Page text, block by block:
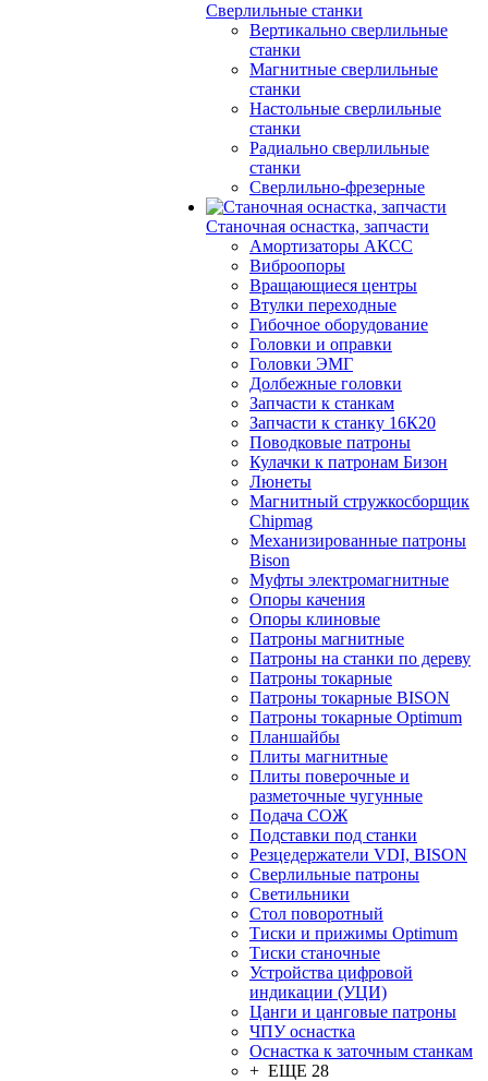
Сверлильные станки
Вертикально сверлильные
станки
Магнитные сверлильные
станки
Настольные сверлильные
станки
Радиально сверлильные
станки
Сверлильно-фрезерные
Станочная оснастка, запчасти
Амортизаторы АКСС
Виброопоры
Вращающиеся центры
Втулки переходные
Гибочное оборудование
Головки и оправки
Головки ЭМГ
Долбежные головки
Запчасти к станкам
Запчасти к станку 16К20
Поводковые патроны
Кулачки к патронам Бизон
Люнеты
Магнитный стружкосборщик
Chipmag
Механизированные патроны
Bison
Муфты электромагнитные
Опоры качения
Опоры клиновые
Патроны магнитные
Патроны на станки по дереву
Патроны токарные
Патроны токарные BISON
Патроны токарные Optimum
Планшайбы
Плиты магнитные
Плиты поверочные и
разметочные чугунные
Подача СОЖ
Подставки под станки
Резцедержатели VDI, BISON
Сверлильные патроны
Светильники
Стол поворотный
Тиски и прижимы Optimum
Тиски станочные
Устройства цифровой
индикации (УЦИ)
Цанги и цанговые патроны
ЧПУ оснастка
Оснастка к заточным станкам
+ ЕЩЕ 28